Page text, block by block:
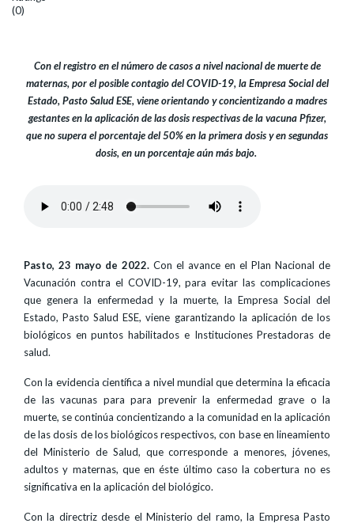
(0)
Con el registro en el número de casos a nivel nacional de muerte de
maternas, por el posible contagio del COVID-19, la Empresa Social del
Estado, Pasto Salud ESE, viene orientando y concientizando a madres
gestantes en la aplicación de las dosis respectivas de la vacuna Pfizer,
que no supera el porcentaje del 50% en la primera dosis y en segundas
dosis, en un porcentaje aún más bajo.
Pasto, 23 mayo de 2022. Con el avance en el Plan Nacional de
Vacunación contra el COVID-19, para evitar las complicaciones
que genera la enfermedad y la muerte, la Empresa Social del
Estado, Pasto Salud ESE, viene garantizando la aplicación de los
biológicos en puntos habilitados e Instituciones Prestadoras de
salud.
Con la evidencia científica a nivel mundial que determina la eficacia
de las vacunas para para prevenir la enfermedad grave o la
muerte, se continúa concientizando a la comunidad en la aplicación
de las dosis de los biológicos respectivos, con base en lineamiento
del Ministerio de Salud, que corresponde a menores, jóvenes,
adultos y maternas, que en éste último caso la cobertura no es
significativa en la aplicación del biológico.
Con la directriz desde el Ministerio del ramo, la Empresa Pasto